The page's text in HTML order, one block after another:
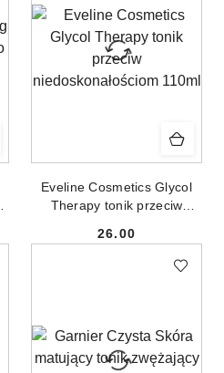
Eveline Cosmetics Glycol
Therapy tonik przeciw
Cena:
26.00